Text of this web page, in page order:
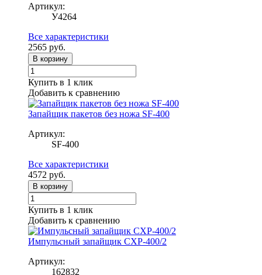
Артикул:
У4264
Все характеристики
2565 руб.
В корзину
Купить в 1 клик
Добавить к сравнению
Запайщик пакетов без ножа SF-400
Артикул:
SF-400
Все характеристики
4572 руб.
В корзину
Купить в 1 клик
Добавить к сравнению
Импульсный запайщик CXP-400/2
Артикул:
162832